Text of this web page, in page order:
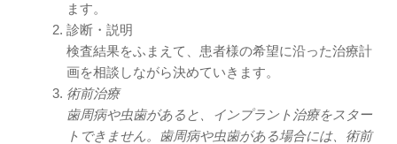
ます。
診断・説明
検査結果をふまえて、患者様の希望に沿った治療計
画を相談しながら決めていきます。
術前治療
歯周病や虫歯があると、インプラント治療をスター
トできません。歯周病や虫歯がある場合には、術前